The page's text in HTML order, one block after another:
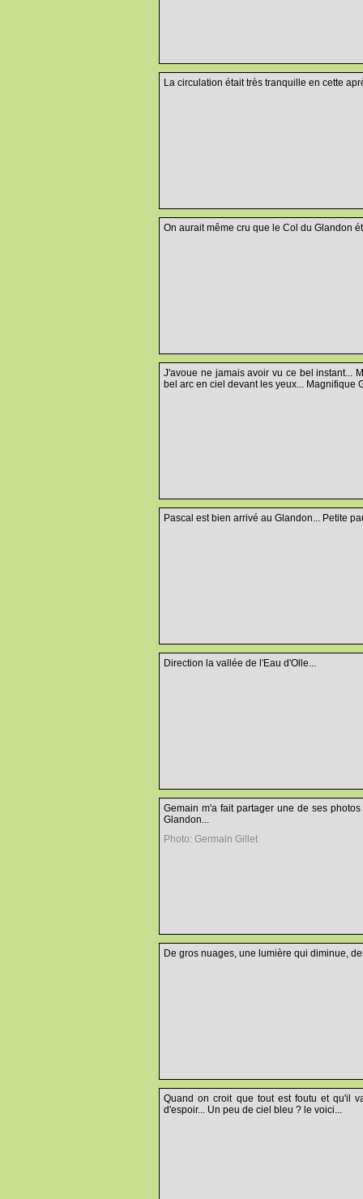
La circulation était très tranquille en cette
On aurait même cru que le Col du Glandon
J'avoue ne jamais avoir vu ce bel instant...
bel arc en ciel devant les yeux... Magnifique
Pascal est bien arrivé au Glandon... Petite
Direction la vallée de l'Eau d'Olle...
Gemain m'a fait partager une de ses
Glandon...
Photo: Germain Gillet
De gros nuages, une lumière qui diminue,
Quand on croit que tout est foutu et qu'il
d'espoir... Un peu de ciel bleu ? le voici...